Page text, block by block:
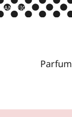
ANZEIGE
Parfum